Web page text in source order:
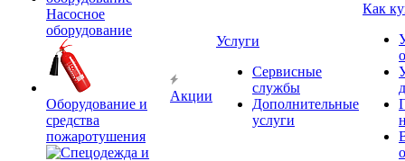
Насосное
оборудование
Оборудование и
средства
пожаротушения
Акции
Услуги
Сервисные
службы
Дополнительные
услуги
Как